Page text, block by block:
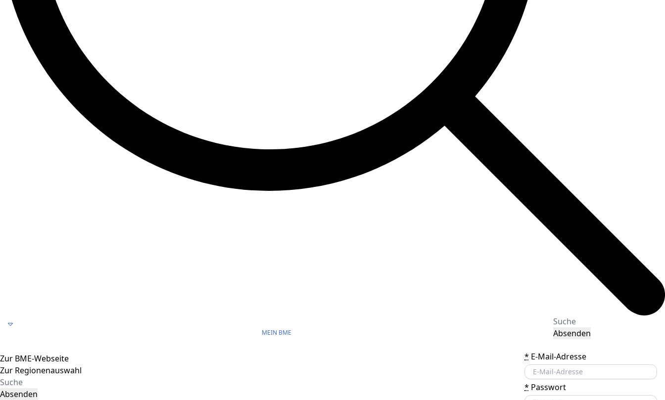
Absenden
MEIN BME
* E-Mail-Adresse
* Passwort
Toggle navigation
Zur BME-Webseite
Zur Regionenauswahl
Absenden